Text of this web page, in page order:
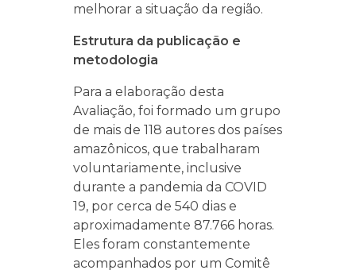
melhorar a situação da região.
Estrutura da publicação e
metodologia
Para a elaboração desta
Avaliação, foi formado um grupo
de mais de 118 autores dos países
amazônicos, que trabalharam
voluntariamente, inclusive
durante a pandemia da COVID
19, por cerca de 540 dias e
aproximadamente 87.766 horas.
Eles foram constantemente
acompanhados por um Comitê